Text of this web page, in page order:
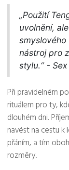
„Použití
uvolnění,
smyslového
nástroj pro
stylu.“ -
Při pravidelném
rituálem pro ty,
dlouhém dni.
navést na cestu
přáním, a tím
rozměry.